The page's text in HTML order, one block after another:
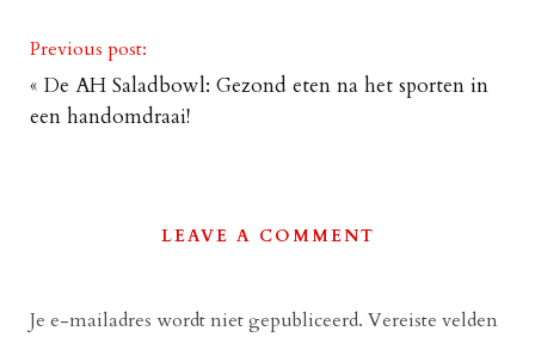
Previous post:
« De AH Saladbowl: Gezond eten na het sporten in
een handomdraai!
LEAVE A COMMENT
Je e-mailadres wordt niet gepubliceerd. Vereiste velden